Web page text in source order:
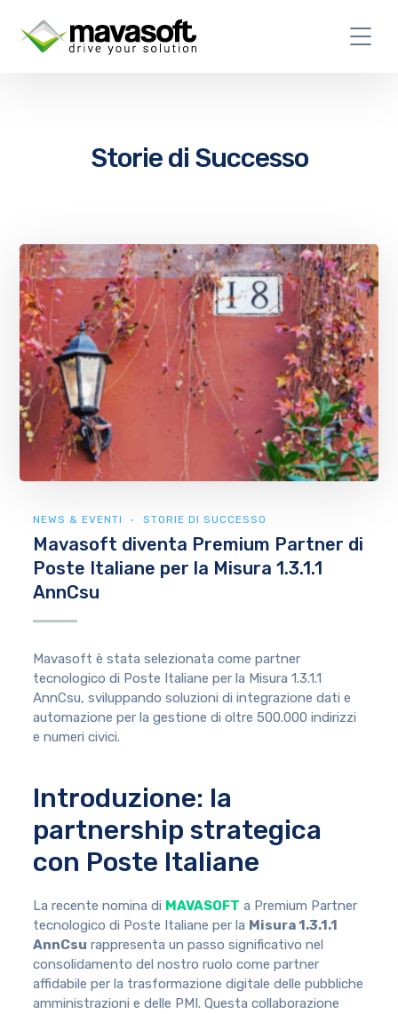
Storie di Successo
NEWS & EVENTI STORIE DI SUCCESSO
Mavasoft diventa Premium Partner di
Poste Italiane per la Misura 1.3.1.1
AnnCsu
Mavasoft è stata selezionata come partner
tecnologico di Poste Italiane per la Misura 1.3.1.1
AnnCsu, sviluppando soluzioni di integrazione dati e
automazione per la gestione di oltre 500.000 indirizzi
e numeri civici.
Introduzione: la
partnership strategica
con Poste Italiane
La recente nomina di MAVASOFT a Premium Partner
tecnologico di Poste Italiane per la Misura 1.3.1.1
AnnCsu rappresenta un passo significativo nel
consolidamento del nostro ruolo come partner
affidabile per la trasformazione digitale delle pubbliche
amministrazioni e delle PMI. Questa collaborazione